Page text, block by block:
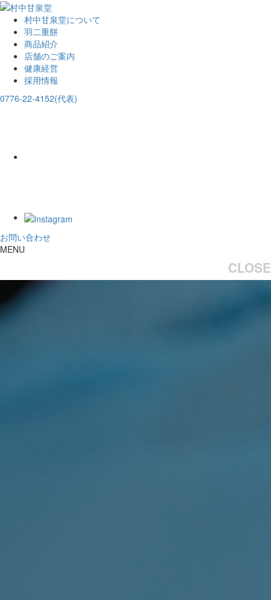
村中甘泉堂について
羽二重餅
商品紹介
店舗のご案内
健康経営
採用情報
0776-22-4152(代表)
お問い合わせ
MENU
CLOSE